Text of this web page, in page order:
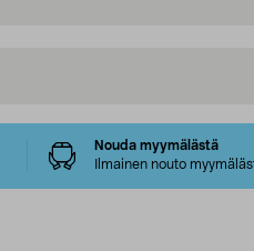
Nouda myymälästä
Ilmainen nouto